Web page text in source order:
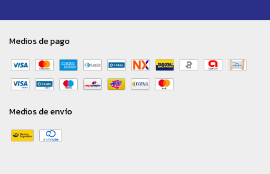
Medios de pago
Medios de envío